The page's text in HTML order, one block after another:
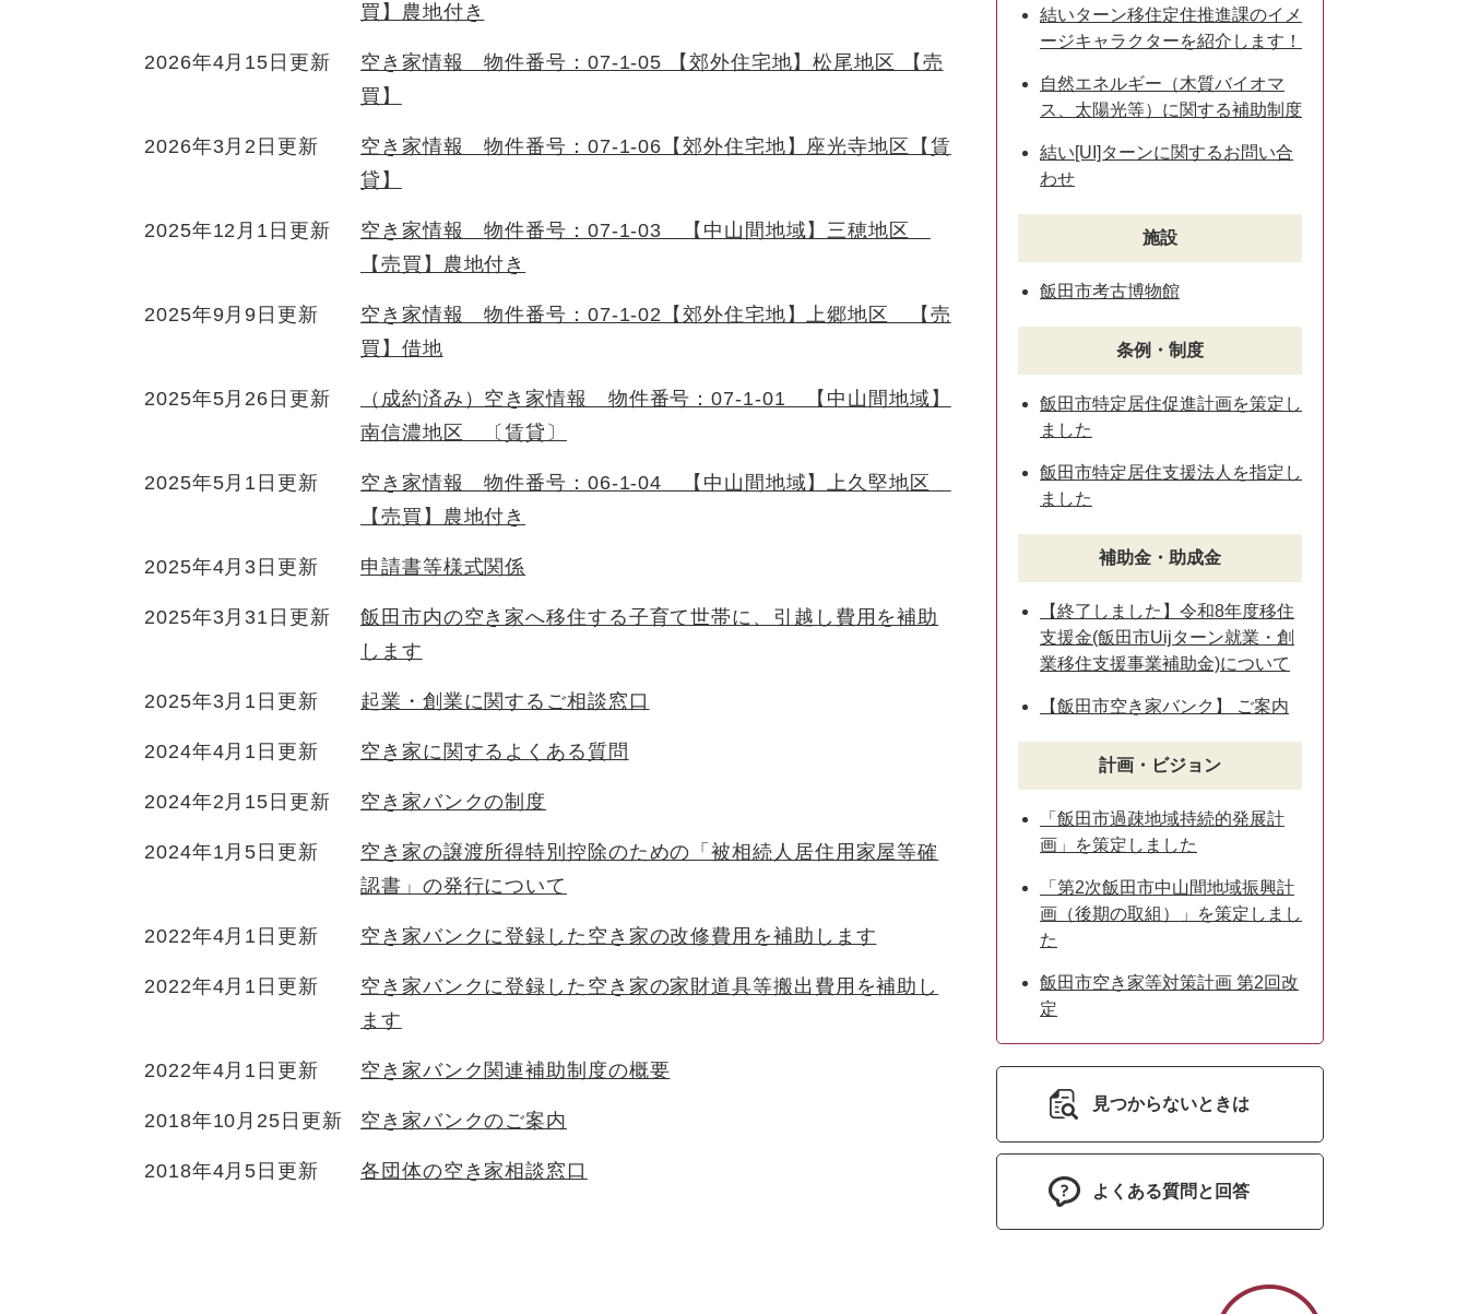
買】農地付き
2026年4月15日更新
空き家情報 物件番号：07-1-05 【郊外住宅地】松尾地区 【売
買】
2026年3月2日更新
空き家情報 物件番号：07-1-06【郊外住宅地】座光寺地区【賃
貸】
2025年12月1日更新
空き家情報 物件番号：07-1-03 【中山間地域】三穂地区
【売買】農地付き
2025年9月9日更新
空き家情報 物件番号：07-1-02【郊外住宅地】上郷地区 【売
買】借地
2025年5月26日更新
（成約済み）空き家情報 物件番号：07-1-01 【中山間地域】
南信濃地区 〔賃貸〕
2025年5月1日更新
空き家情報 物件番号：06-1-04 【中山間地域】上久堅地区
【売買】農地付き
2025年4月3日更新 申請書等様式関係
2025年3月31日更新
飯田市内の空き家へ移住する子育て世帯に、引越し費用を補助
します
2025年3月1日更新 起業・創業に関するご相談窓口
2024年4月1日更新 空き家に関するよくある質問
2024年2月15日更新 空き家バンクの制度
2024年1月5日更新
空き家の譲渡所得特別控除のための「被相続人居住用家屋等確
認書」の発行について
2022年4月1日更新 空き家バンクに登録した空き家の改修費用を補助します
2022年4月1日更新
空き家バンクに登録した空き家の家財道具等搬出費用を補助し
ます
2022年4月1日更新 空き家バンク関連補助制度の概要
2018年10月25日更新 空き家バンクのご案内
2018年4月5日更新 各団体の空き家相談窓口
結いターン移住定住推進課のイメ
ージキャラクターを紹介します！
自然エネルギー（木質バイオマ
ス、太陽光等）に関する補助制度
結い[UI]ターンに関するお問い合
わせ
施設
飯田市考古博物館
条例・制度
飯田市特定居住促進計画を策定し
ました
飯田市特定居住支援法人を指定し
ました
補助金・助成金
【終了しました】令和8年度移住
支援金(飯田市Uijターン就業・創
業移住支援事業補助金)について
【飯田市空き家バンク】 ご案内
計画・ビジョン
「飯田市過疎地域持続的発展計
画」を策定しました
「第2次飯田市中山間地域振興計
画（後期の取組）」を策定しまし
た
飯田市空き家等対策計画 第2回改
定
見つからないときは
よくある質問と回答